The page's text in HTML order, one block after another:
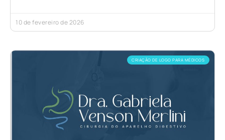
10 de fevereiro de 2026
CRIAÇÃO DE LOGO PARA MÉDICOS